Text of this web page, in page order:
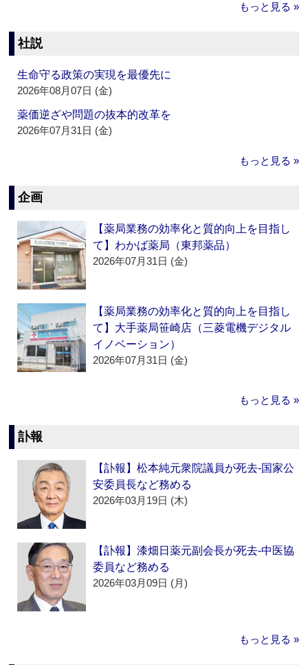
もっと見る »
社説
生命守る政策の実現を最優先に
2026年08月07日 (金)
薬価逆ざや問題の抜本的改革を
2026年07月31日 (金)
もっと見る »
企画
【薬局業務の効率化と質的向上を目指し
て】わかば薬局（東邦薬品）
2026年07月31日 (金)
【薬局業務の効率化と質的向上を目指し
て】大手薬局笹崎店（三菱電機デジタル
イノベーション）
2026年07月31日 (金)
もっと見る »
訃報
【訃報】松本純元衆院議員が死去‐国家公
安委員長など務める
2026年03月19日 (木)
【訃報】漆畑日薬元副会長が死去‐中医協
委員など務める
2026年03月09日 (月)
もっと見る »